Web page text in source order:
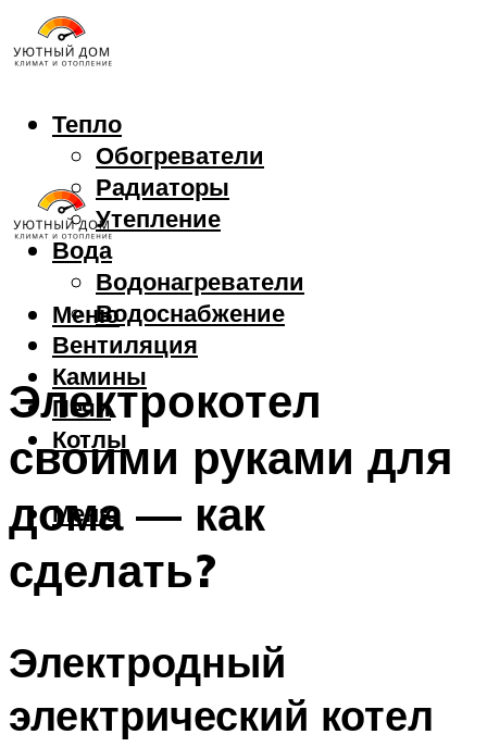
Тепло
Обогреватели
Радиаторы
Утепление
Вода
Водонагреватели
Водоснабжение
Вентиляция
Камины
Печи
Котлы
Меню
Меню
Электрокотел
своими руками для
дома — как
сделать?
Электродный
электрический котел